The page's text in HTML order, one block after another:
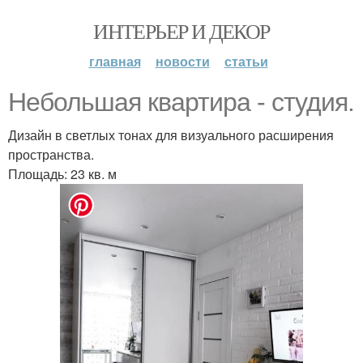
ИНТЕРЬЕР И ДЕКОР
главная новости статьи
Небольшая квартира - студия.
Дизайн в светлых тонах для визуального расширения
пространства.
Площадь: 23 кв. м